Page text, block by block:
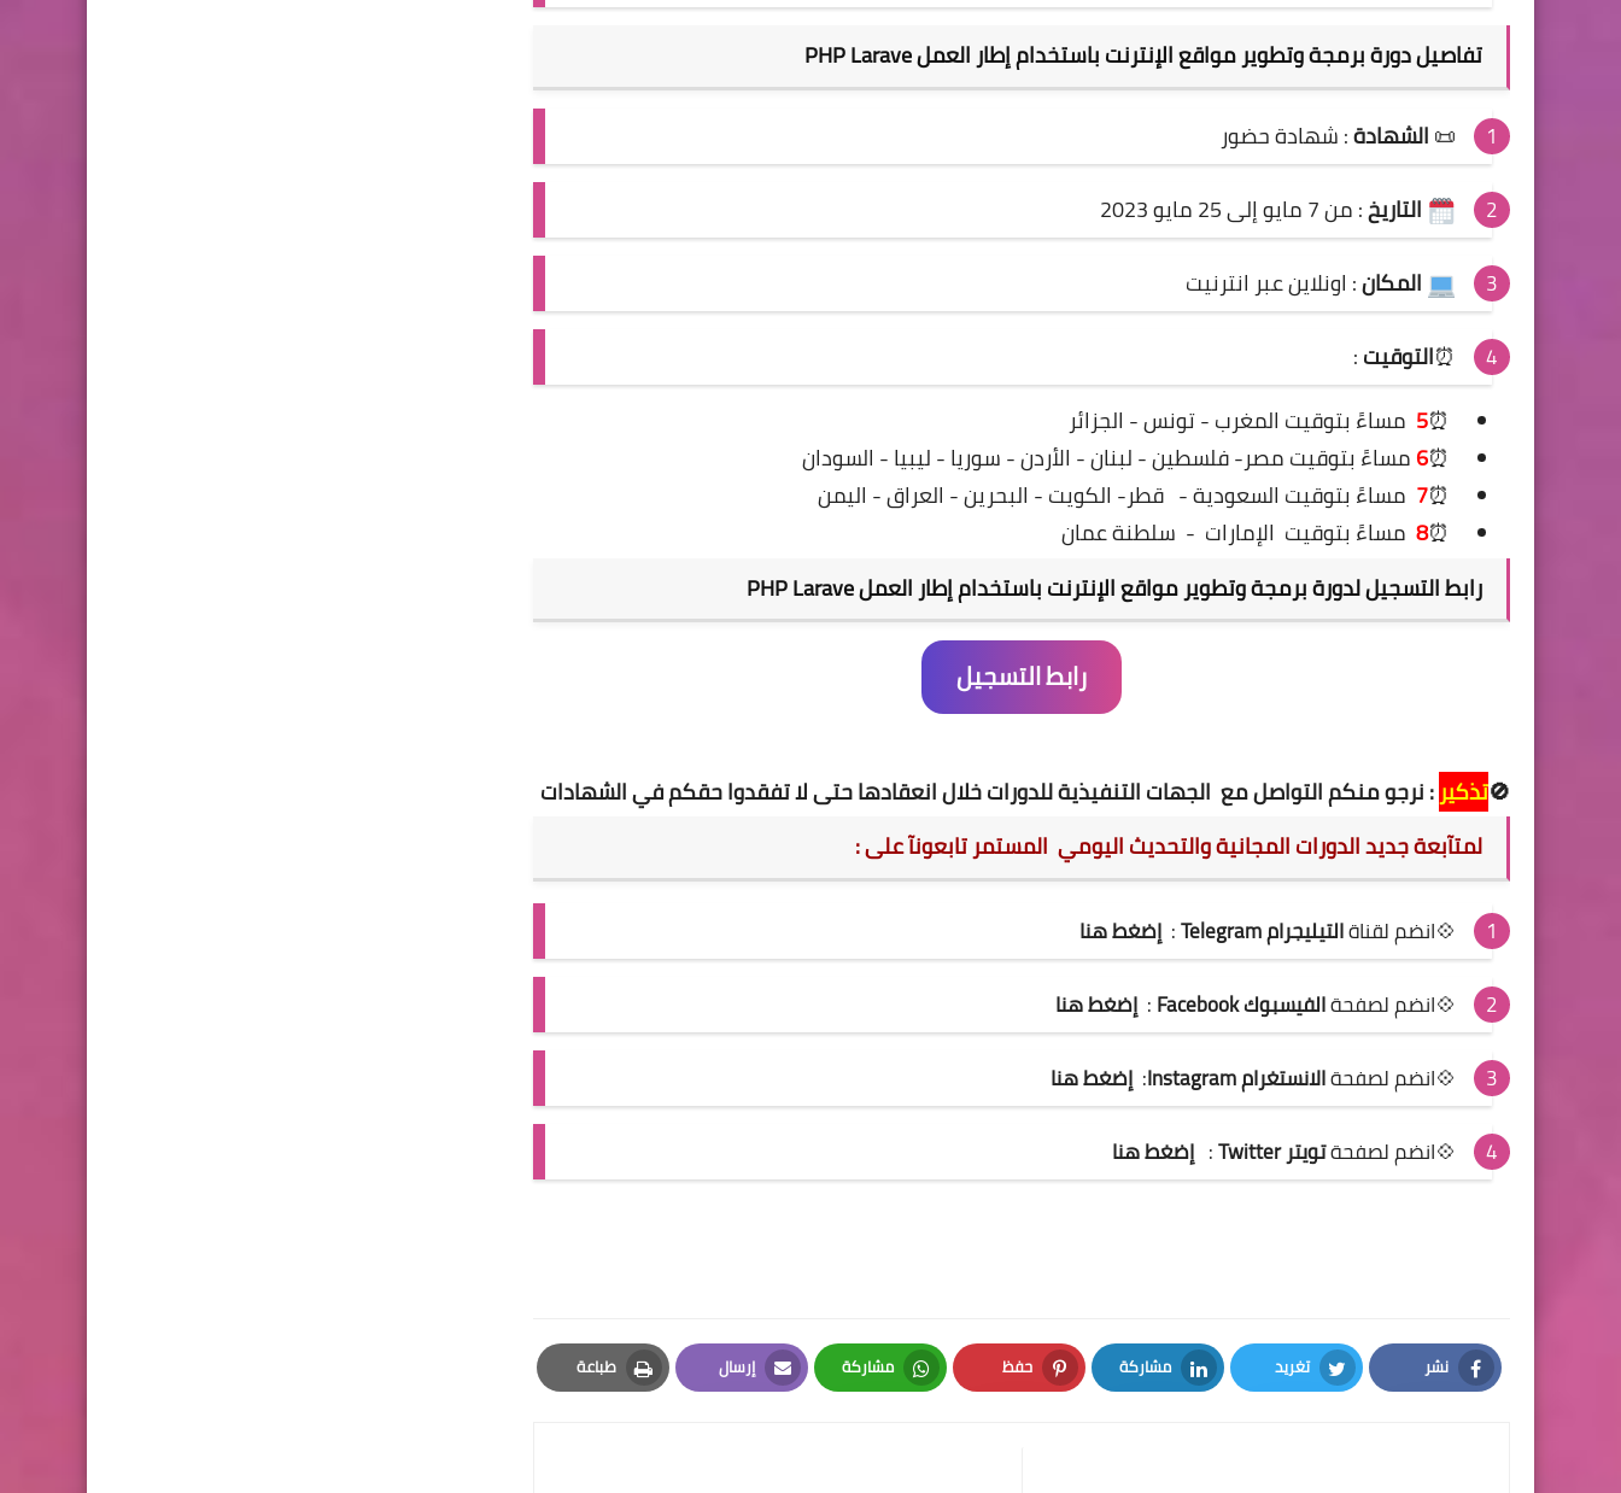
تفاصيلدورةبرمجة وتطوير مواقع الإنترنت باستخدام إطار العمل PHP Larave
📜الشهادة:شهادة حضور
التاريخ:من 7 مايو إلى 25 مايو 2023
المكان: اونلاين عبر انترنيت
⏰التوقيت:
⏰
5 مساءً بتوقيت المغرب - تونس - الجزائر
⏰
6مساءً بتوقيت مصر- فلسطين - لبنان - الأردن - سوريا - ليبيا - السودان
⏰
7 مساءً بتوقيت السعودية - قطر- الكويت - البحرين - العراق - اليمن
⏰
8 مساءً بتوقيت الإمارات - سلطنة عمان
رابط التسجيل لدورةبرمجة وتطوير مواقع الإنترنت باستخدام إطار العمل PHP Larave
رابط التسجيل
🚫تذكير : نرجو منكم التواصل مع الجهات التنفيذية للدورات خلال انعقادها حتى لا تفقدوا حقكم في الشهادات
لمتآبعة جديد الدورات المجانية والتحديث اليومي المستمر تابعونآ على :
💠انضم لقناةالتيليجرام Telegram : إضغط هنا
💠انضم لصفحةالفيسبوك Facebook : إضغط هنا
💠انضم لصفحةالانستغرام Instagram : إضغط هنا
💠انضم لصفحةتويتر Twitter : إضغط هنا
نشر
Facebook
تغريد
Twitter
مشاركة
LinkedIn
حفظ
Pinterest
مشاركة
Whatsapp
إرسال
Email
طباعة
Print